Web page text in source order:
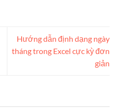
Hướng dẫn định dạng ngày
tháng trong Excel cực kỳ đơn
giản